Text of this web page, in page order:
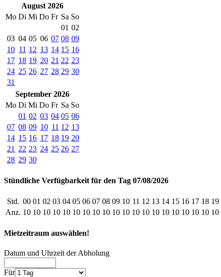
August 2026
Mo Di Mi Do Fr Sa So
01 02
03 04 05 06 07 08 09
10 11 12 13 14 15 16
17 18 19 20 21 22 23
24 25 26 27 28 29 30
31
September 2026
Mo Di Mi Do Fr Sa So
01 02 03 04 05 06
07 08 09 10 11 12 13
14 15 16 17 18 19 20
21
22 23 24 25 26 27
28 29 30
Stündliche Verfügbarkeit für den Tag 07/08/2026
Std. 00 01 02 03 04 05 06 07 08 09 10 11 12 13 14 15 16 17 18 19
Anz. 10 10 10 10 10 10 10 10 10 10 10 10 10 10 10 10 10 10 10 10
Mietzeitraum auswählen!
Datum und Uhrzeit der Abholung
Für